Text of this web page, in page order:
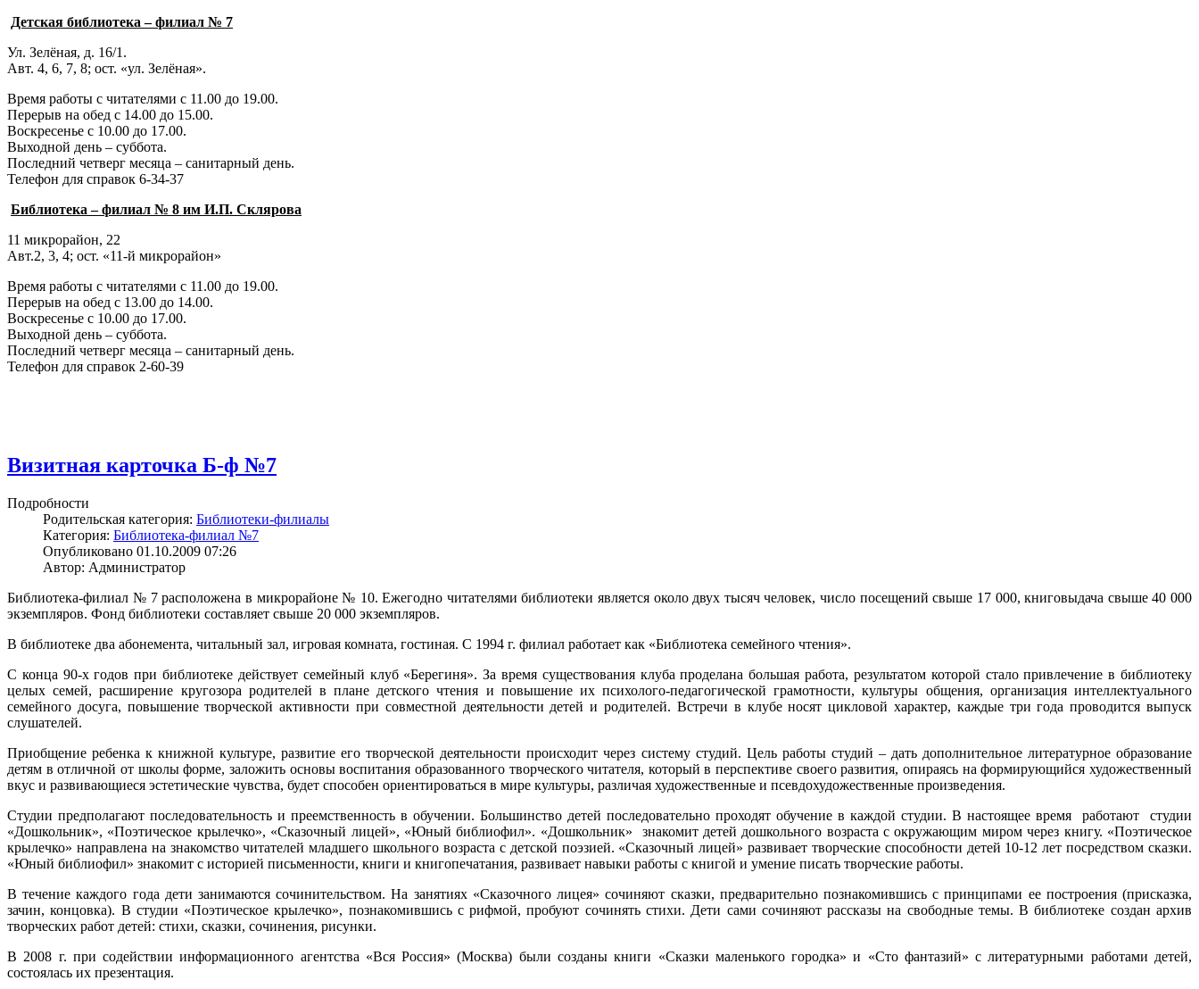
Детская библиотека – филиал № 7
Ул. Зелёная, д. 16/1.
Авт. 4, 6, 7, 8; ост. «ул. Зелёная».
Время работы с читателями с 11.00 до 19.00.
Перерыв на обед с 14.00 до 15.00.
Воскресенье с 10.00 до 17.00.
Выходной день – суббота.
Последний четверг месяца – санитарный день.
Телефон для справок 6-34-37
Библиотека – филиал № 8 им И.П. Склярова
11 микрорайон, 22
Авт.2, 3, 4; ост. «11-й микрорайон»
Время работы с читателями с 11.00 до 19.00.
Перерыв на обед с 13.00 до 14.00.
Воскресенье с 10.00 до 17.00.
Выходной день – суббота.
Последний четверг месяца – санитарный день.
Телефон для справок 2-60-39
Визитная карточка Б-ф №7
Подробности
Родительская категория: Библиотеки-филиалы
Категория: Библиотека-филиал №7
Опубликовано 01.10.2009 07:26
Автор: Администратор
Библиотека-филиал № 7 расположена в микрорайоне № 10. Ежегодно читателями библиотеки является около двух тысяч человек, число посещений свыше 17 000, книговыдача свыше 40 000
экземпляров. Фонд библиотеки составляет свыше 20 000 экземпляров.
В библиотеке два абонемента, читальный зал, игровая комната, гостиная. С 1994 г. филиал работает как «Библиотека семейного чтения».
С конца 90-х годов при библиотеке действует семейный клуб «Берегиня». За время существования клуба проделана большая работа, результатом которой стало привлечение в библиотеку
целых семей, расширение кругозора родителей в плане детского чтения и повышение их психолого-педагогической грамотности, культуры общения, организация интеллектуального
семейного досуга, повышение творческой активности при совместной деятельности детей и родителей. Встречи в клубе носят цикловой характер, каждые три года проводится выпуск
слушателей.
Приобщение ребенка к книжной культуре, развитие его творческой деятельности происходит через систему студий. Цель работы студий – дать дополнительное литературное образование
детям в отличной от школы форме, заложить основы воспитания образованного творческого читателя, который в перспективе своего развития, опираясь на формирующийся художественный
вкус и развивающиеся эстетические чувства, будет способен ориентироваться в мире культуры, различая художественные и псевдохудожественные произведения.
Студии предполагают последовательность и преемственность в обучении. Большинство детей последовательно проходят обучение в каждой студии. В настоящее время работают студии
«Дошкольник», «Поэтическое крылечко», «Сказочный лицей», «Юный библиофил». «Дошкольник» знакомит детей дошкольного возраста с окружающим миром через книгу. «Поэтическое
крылечко» направлена на знакомство читателей младшего школьного возраста с детской поэзией. «Сказочный лицей» развивает творческие способности детей 10-12 лет посредством сказки.
«Юный библиофил» знакомит с историей письменности, книги и книгопечатания, развивает навыки работы с книгой и умение писать творческие работы.
В течение каждого года дети занимаются сочинительством. На занятиях «Сказочного лицея» сочиняют сказки, предварительно познакомившись с принципами ее построения (присказка,
зачин, концовка). В студии «Поэтическое крылечко», познакомившись с рифмой, пробуют сочинять стихи. Дети сами сочиняют рассказы на свободные темы. В библиотеке создан архив
творческих работ детей: стихи, сказки, сочинения, рисунки.
В 2008 г. при содействии информационного агентства «Вся Россия» (Москва) были созданы книги «Сказки маленького городка» и «Сто фантазий» с литературными работами детей,
состоялась их презентация.